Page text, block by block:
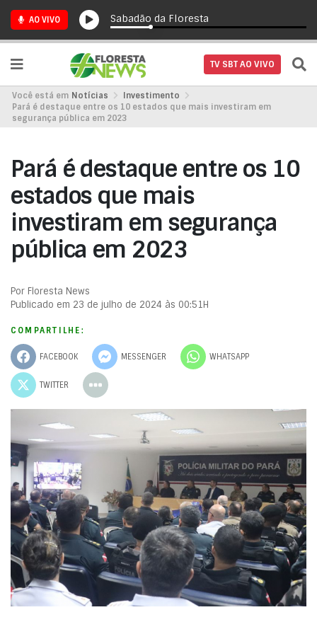
AO VIVO Sabadão da Floresta
TV SBT AO VIVO
Você está em Notícias
Investimento
Pará é destaque entre os 10 estados que mais investiram em
segurança pública em 2023
Pará é destaque entre os 10
estados que mais
investiram em segurança
pública em 2023
Por Floresta News
Publicado em 23 de julho de 2024 às 00:51H
COMPARTILHE:
FACEBOOK MESSENGER WHATSAPP
TWITTER